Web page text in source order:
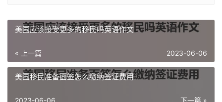
美国应该接受更多的移民吗英语作文
« 上一篇 2023-06-06
美国移民准备面签怎么缴纳签证费用
下一篇 »
2023-06-06